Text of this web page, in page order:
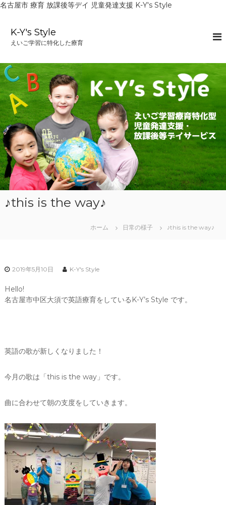
名古屋市 療育 放課後等デイ 児童発達支援 K-Y's Style
へ
ス
キ
ッ
プ
K-Y's Style
えいご学習に特化した療育
♪this is the way♪
ホーム 日常の様子 ♪this is the way♪
2019年5月10日 K-Y's Style
Hello!
名古屋市中区大須で英語療育をしているK-Y’s Style です。
英語の歌が新しくなりました！
今月の歌は「this is the way」です。
曲に合わせて朝の支度をしていきます。